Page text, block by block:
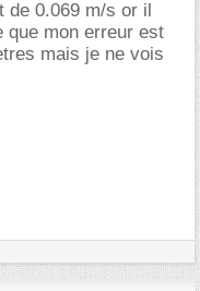
de 0.069 m/s or il
que mon erreur est
mais je ne vois